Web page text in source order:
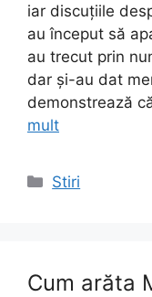
iar discuțiile
au început să
au trecut prin
dar și-au dat
demonstrează
mult
Categorii
Stiri
Cum arăta